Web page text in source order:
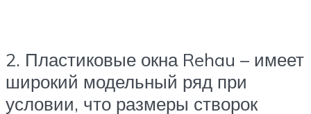
2. Пластиковые окна Rehau – имеет
широкий модельный ряд при
условии, что размеры створок